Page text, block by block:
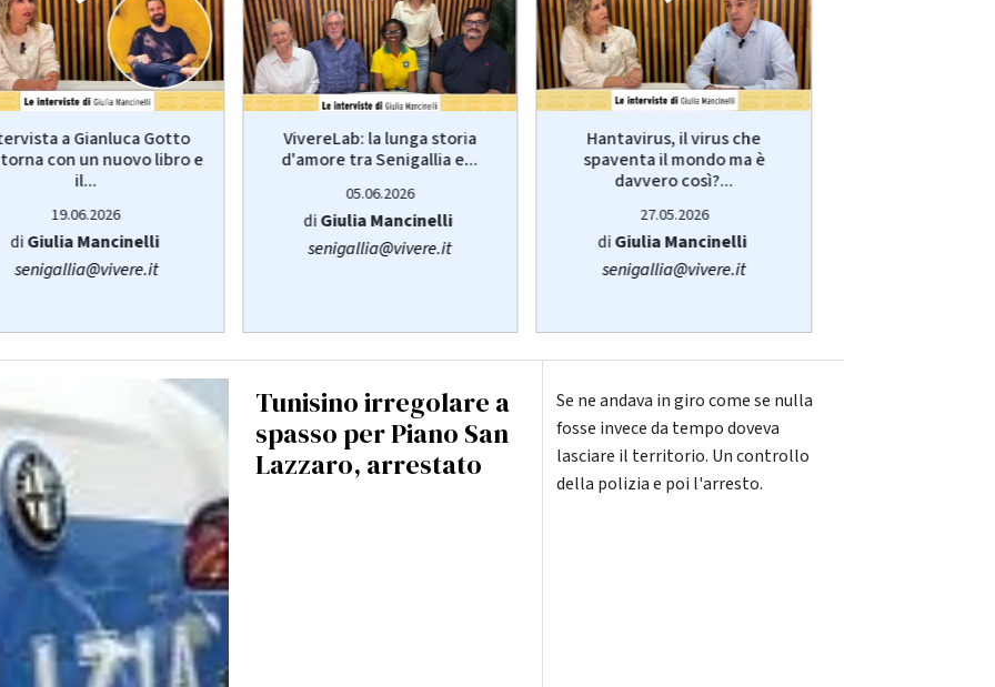
a Gianluca Gotto
con un nuovo libro e
il...
19.06.2026
diGiulia Mancinelli
senigallia@vivere.it
VivereLab: la lunga storia
d'amore tra Senigallia e...
05.06.2026
diGiulia Mancinelli
senigallia@vivere.it
Hantavirus, il virus che
spaventa il mondo ma è
davvero così?...
27.05.2026
diGiulia Mancinelli
senigallia@vivere.it
Tunisino irregolare a
spasso per Piano San
Lazzaro, arrestato
Se ne andava in giro come se nulla
fosse invece da tempo doveva
lasciare il territorio. Un controllo
della polizia e poi l'arresto.